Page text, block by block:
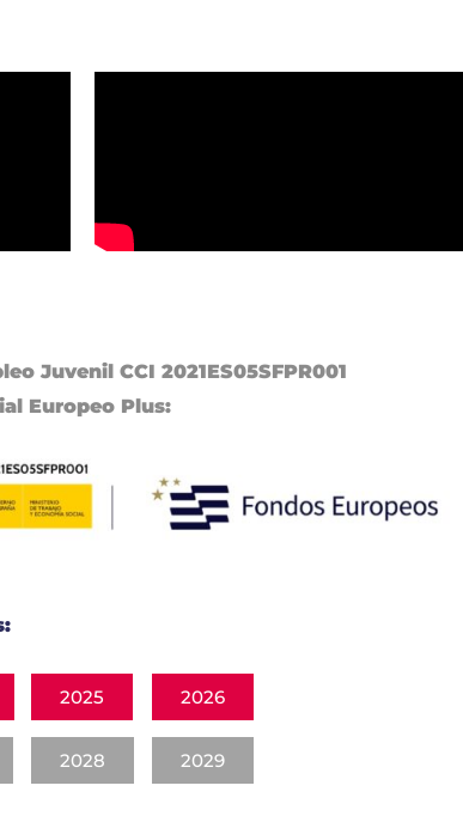
Juvenil CCI 2021ES05SFPR001
Europeo Plus:
2025 2026
2028 2029